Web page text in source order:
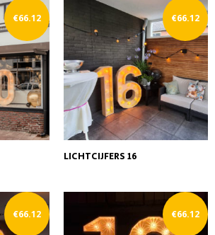
€66.12
LICHTCIJFERS 16
€66.12
€66.12 €66.12